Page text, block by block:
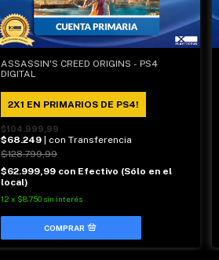
ASSASSIN'S CREED ORIGINS - PS4
DIGITAL
2X1 EN PRIMARIOS DE PS4!
$104.999,99
$68.249
| con Transferencia
$128.799,99
$62.999,99 con Efectivo (Sólo en el
local)
12 x $8.750 sin interés